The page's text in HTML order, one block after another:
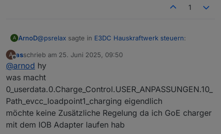
1
A ArnoD@psrelax sagte in E3DC Hauskraftwerk steuern:
Es gibt bestimmt Leute, die sehr viel PV haben und
obwohl dieser erst gegen Nachmittag voll sein soll.
Ist jetzt von mir ein wenig weiter über den
Tellerrand gedacht
Dann warten wir mal bis sich der erste meldet
Nein, es ist aktuell einfach nicht möglich beide
Regelungen laufen zu lassen, ohne dass sich diese
gegenseitig beeinflussen.
Es müssten auf beiden Seiten evcc und Charge-Control
Anpassungen vorgenommen werden, um das so
A
Offline
asschrieb am 25. Juni 2025, 09:50
zuletzt editiert von
@arnod hy
was macht
0_userdata.0.Charge_Control.USER_ANPASSUNGEN.10_
Path_evcc_loadpoint1_charging eigendlich
möchte keine Zusätzliche Regelung da ich GoE charger
mit dem IOB Adapter laufen hab